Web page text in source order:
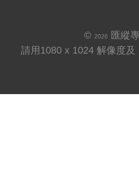
© 2026
匯縱
請用1080 x 1024 解像度